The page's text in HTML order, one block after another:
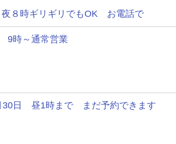
夜８時ギリギリでもOK お電話で
9時～通常営業
30日 昼1時まで まだ予約できます